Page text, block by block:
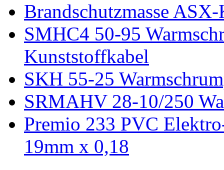
Brandschutzmasse
SMHC4 50-95
Kunststoffkabel
SKH 55-25
SRMAHV 28-10/250
Premio 233 PVC
19mm x 0,18